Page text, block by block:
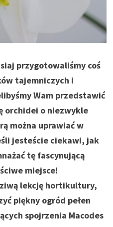
przygotowaliśmy coś
tajemniczych i
Wam przedstawić
orchidei o niezwykle
można uprawiać w
jesteście ciekawi, jak
tę fascynującą
miejsce!
lekcję hortikultury,
piękny ogród pełen
spojrzenia Macodes